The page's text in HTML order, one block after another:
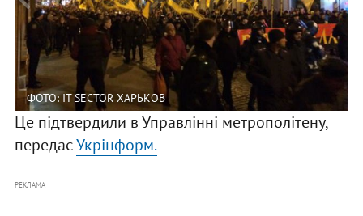
Це підтвердили в Управлінні метрополітену,
передаєУкрінформ.
РЕКЛАМА